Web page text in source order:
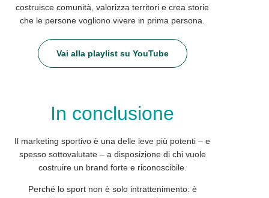
costruiscecomunità, valorizzaterritori e creastorie
che le persone vogliono vivere in prima persona.
Vai alla playlist su YouTube
In conclusione
Il marketing sportivo è una delle leve più potenti – e
spesso sottovalutate – a disposizione di chi vuole
costruire un brand forte e riconoscibile.
Perché lo sport non è solo intrattenimento: è